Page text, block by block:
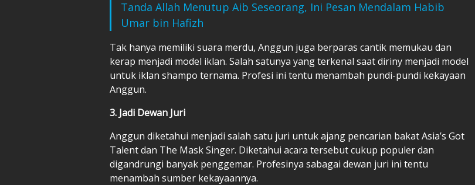
Tanda Allah Menutup Aib Seseorang, Ini Pesan Mendalam Habib
Umar bin Hafizh
Tak hanya memiliki suara merdu, Anggun juga berparas cantik memukau dan
kerap menjadi model iklan. Salah satunya yang terkenal saat diriny menjadi model
untuk iklan shampo ternama. Profesi ini tentu menambah pundi-pundi kekayaan
Anggun.
3. Jadi Dewan Juri
Anggun diketahui menjadi salah satu juri untuk ajang pencarian bakat Asia’s Got
Talent dan The Mask Singer. Diketahui acara tersebut cukup populer dan
digandrungi banyak penggemar. Profesinya sabagai dewan juri ini tentu
menambah sumber kekayaannya.